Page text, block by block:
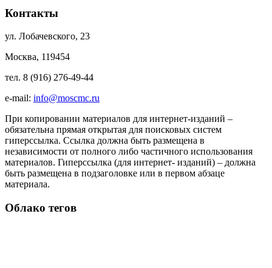
Контакты
ул. Лобачевского, 23
Москва, 119454
тел. 8 (916) 276-49-44
e-mail: info@moscmc.ru
При копировании материалов для интернет-изданий –
обязательна прямая открытая для поисковых систем
гиперссылка. Ссылка должна быть размещена в
независимости от полного либо частичного использования
материалов. Гиперссылка (для интернет- изданий) – должна
быть размещена в подзаголовке или в первом абзаце
материала.
Облако тегов